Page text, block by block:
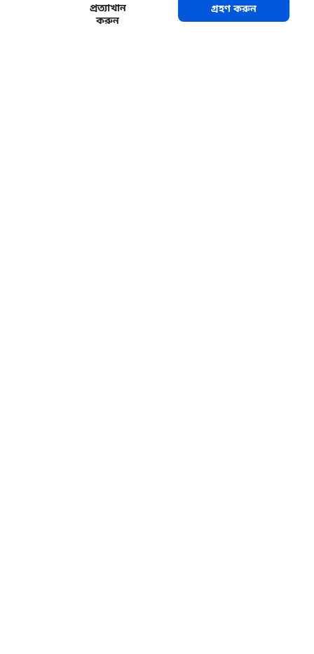
প্রত্যাখান
করুন
গ্রহণ করুন